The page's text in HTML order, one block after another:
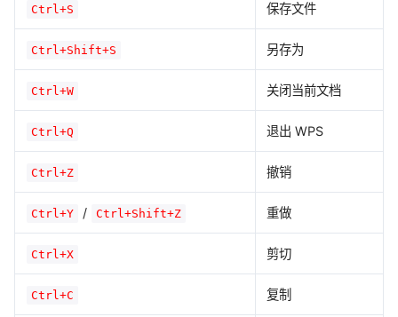
Ctrl+S 保存文件
Ctrl+Shift+S 另存为
Ctrl+W 关闭当前文档
Ctrl+Q 退出 WPS
Ctrl+Z 撤销
Ctrl+Y / Ctrl+Shift+Z 重做
Ctrl+X 剪切
Ctrl+C 复制